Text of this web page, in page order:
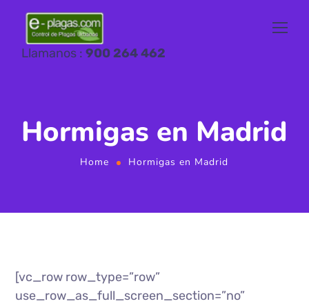
Llamanos : 900 264 462
Hormigas en Madrid
Home Hormigas en Madrid
[vc_row row_type=”row”
use_row_as_full_screen_section=”no”